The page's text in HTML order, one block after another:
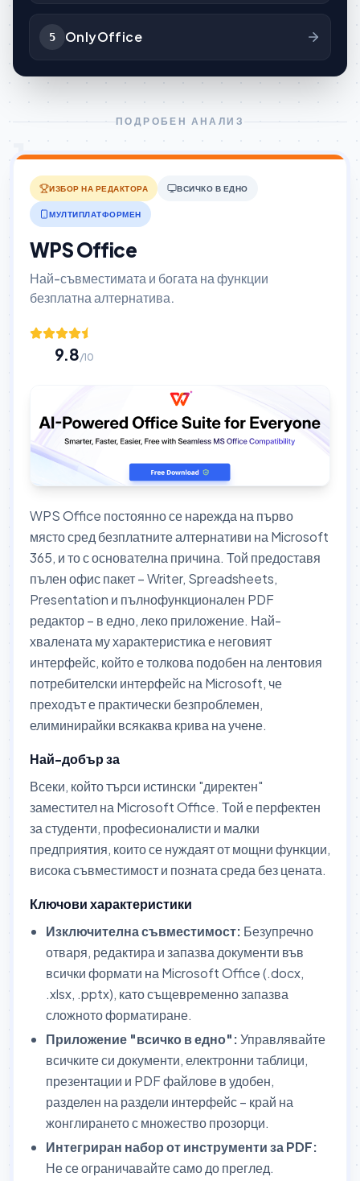
5 OnlyOffice
ПОДРОБЕН АНАЛИЗ
1
ИЗБОР НА РЕДАКТОРА ВСИЧКО В ЕДНО
МУЛТИПЛАТФОРМЕН
WPS Office
Най-съвместимата и богата на функции
безплатна алтернатива.
9.8/10
WPS Office постоянно се нарежда на първо
място сред безплатните алтернативи на Microsoft
365, и то с основателна причина. Той предоставя
пълен офис пакет – Writer, Spreadsheets,
Presentation и пълнофункционален PDF
редактор – в едно, леко приложение. Най-
хвалената му характеристика е неговият
интерфейс, който е толкова подобен на лентовия
потребителски интерфейс на Microsoft, че
преходът е практически безпроблемен,
елиминирайки всякаква крива на учене.
Най-добър за
Всеки, който търси истински "директен"
заместител на Microsoft Office. Той е перфектен
за студенти, професионалисти и малки
предприятия, които се нуждаят от мощни функции,
висока съвместимост и позната среда без цената.
Ключови характеристики
Изключителна съвместимост: Безупречно
отваря, редактира и запазва документи във
всички формати на Microsoft Office (.docx,
.xlsx, .pptx), като същевременно запазва
сложното форматиране.
Приложение "всичко в едно":Управлявайте
всичките си документи, електронни таблици,
презентации и PDF файлове в удобен,
разделен на раздели интерфейс – край на
жонглирането с множество прозорци.
Интегриран набор от инструменти за PDF:
Не се ограничавайте само до преглед.